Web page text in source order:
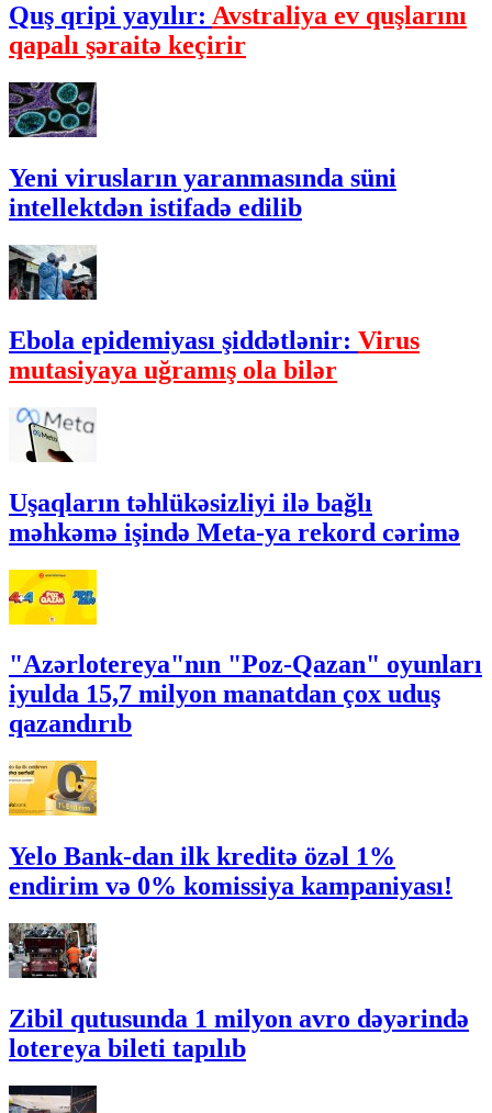
Quş qripi yayılır: Avstraliya ev quşlarını
qapalı şəraitə keçirir
Yeni virusların yaranmasında süni
intellektdən istifadə edilib
Ebola epidemiyası şiddətlənir: Virus
mutasiyaya uğramış ola bilər
Uşaqların təhlükəsizliyi ilə bağlı
məhkəmə işində Meta-ya rekord cərimə
"Azərlotereya"nın "Poz-Qazan" oyunları
iyulda 15,7 milyon manatdan çox uduş
qazandırıb
Yelo Bank-dan ilk kreditə özəl 1%
endirim və 0% komissiya kampaniyası!
Zibil qutusunda 1 milyon avro dəyərində
lotereya bileti tapılıb